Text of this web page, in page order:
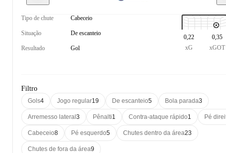
Tipo de chute Cabeceio
Situação De escanteio
Resultado Gol
0,22
xG
0,35
xGOT
Filtro
Gols4 Jogo regular19 De escanteio5 Bola parada3
Arremesso lateral 3 Pênalti1 Contra-ataque rápido1 Pé
Cabeceio8 Pé esquerdo5 Chutes dentro da área23
Chutes de fora da área9